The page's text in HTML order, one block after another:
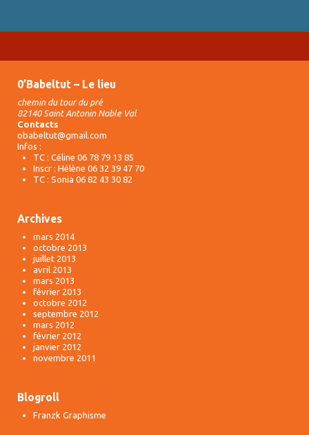
0’Babeltut – Le lieu
chemin du tour du pré
82140 Saint Antonin Noble Val
Contacts
obabeltut@gmail.com
Infos :
TC : Céline 06 78 79 13 85
Inscr : Hélène 06 32 39 47 70
TC : Sonia 06 82 43 30 82
Archives
mars 2014
octobre 2013
juillet 2013
avril 2013
mars 2013
février 2013
octobre 2012
septembre 2012
mars 2012
février 2012
janvier 2012
novembre 2011
Blogroll
Franzk Graphisme